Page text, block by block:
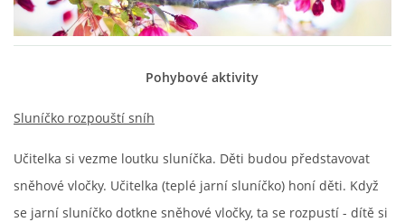
HÁDANKY K TÉMATU JARO, LÉTO, PODZIM,ZIMA
PÍSNĚ K TÉMATU JARO
POHYBOVÉ AKTIVITY NA TÉMA JARO
Pohybové aktivity
Sluníčko rozpouští sníh
Učitelka si vezme loutku sluníčka. Děti budou představovat
sněhové vločky. Učitelka (teplé jarní sluníčko) honí děti. Když
se jarní sluníčko dotkne sněhové vločky, ta se rozpustí - dítě si